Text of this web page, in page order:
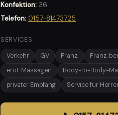
Konfektion: 36
Telefon: 0157-81473725
SERVICES
Verkehr
GV Franz. Franz.
erot. Massagen
Body-to-Body-
privater Empfang
Service für